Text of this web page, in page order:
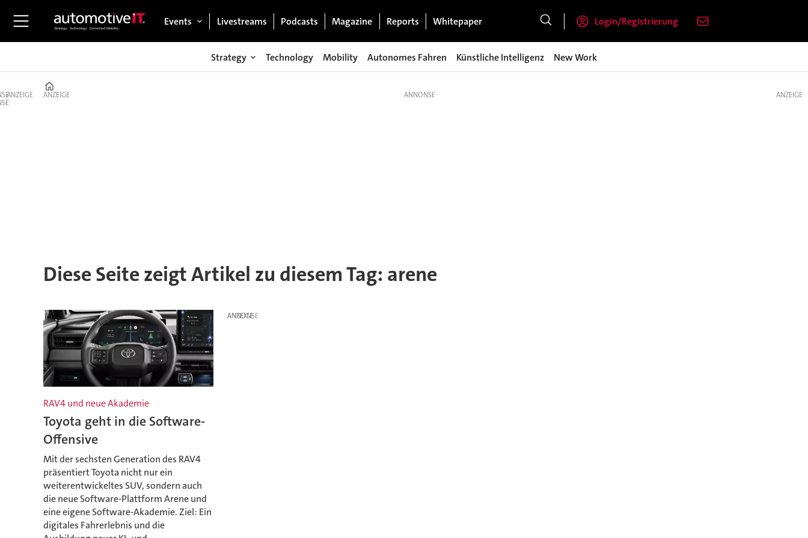
Events Livestreams Podcasts Magazine Reports Whitepaper Login/Registrierung
Strategy Technology Mobility Autonomes Fahren Künstliche Intelligenz New Work
ANZEIGE ANZEIGE
Diese Seite zeigt Artikel zu diesem Tag: arene
RAV4 und neue Akademie
Toyota geht in die Software-
Offensive
Mit der sechsten Generation des RAV4
präsentiert Toyota nicht nur ein
weiterentwickeltes SUV, sondern auch
die neue Software-Plattform Arene und
eine eigene Software-Akademie. Ziel: Ein
digitales Fahrerlebnis und die
ANZEIGE
ANZEIGE